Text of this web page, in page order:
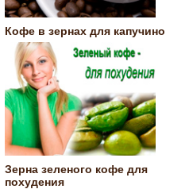
Кофе в зернах для капучино
Зерна зеленого кофе для
похудения